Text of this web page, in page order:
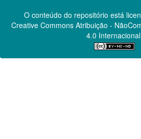
O conteúdo do repositório está
Creative CommonsAtribuição -
4.0